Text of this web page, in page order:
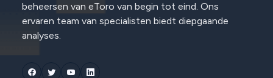
beheersen van eToro van begin tot eind. Ons
ervaren team van specialisten biedt diepgaande
analyses.